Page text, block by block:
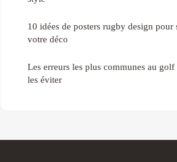
10 idées de posters rugby design pour
votre déco
Les erreurs les plus communes au
les éviter